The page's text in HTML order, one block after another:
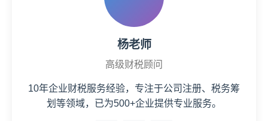
杨老师
高级财税顾问
10年企业财税服务经验，专注于公司注册、税务筹
划等领域，已为500+企业提供专业服务。